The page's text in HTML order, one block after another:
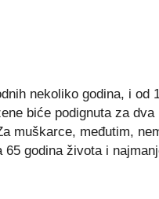
nekoliko godina, i od
biće podignuta za
muškarce, međutim,
65 godina života i